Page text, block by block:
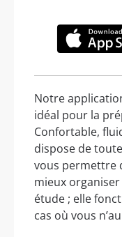
Notre
idéal pour la
Confortable,
dispose de
vous permettre
mieux
étude ; elle
cas où vous